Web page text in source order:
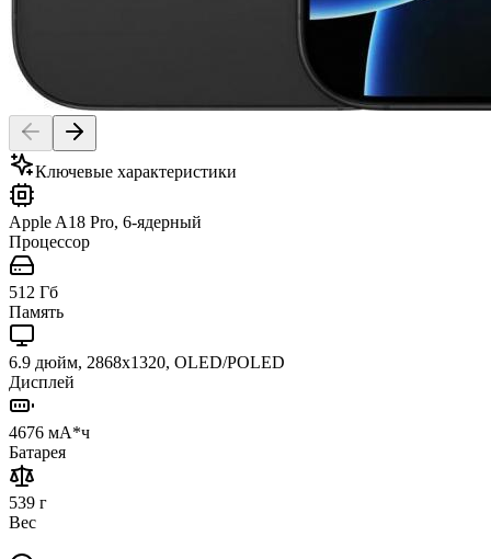
Ключевые характеристики
Apple A18 Pro, 6-ядерный
Процессор
512 Гб
Память
6.9 дюйм, 2868x1320, OLED/POLED
Дисплей
4676 мА*ч
Батарея
539 г
Вес